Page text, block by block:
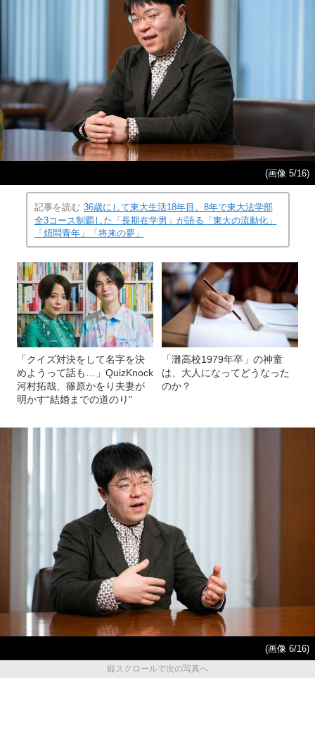
(画像 5/16)
記事を読む 36歳にして東大生活18年目。8年で東大法学部
全3コース制覇した「長期在学男」が語る「東大の流動化」
「煩悶青年」「将来の夢」
「クイズ対決をして名字を決
めようって話も…」QuizKnock
河村拓哉、篠原かをり夫妻が
明かす“結婚までの道のり”
「灘高校1979年卒」の神童
は、大人になってどうなった
のか？
(画像 6/16)
縦スクロールで次の写真へ